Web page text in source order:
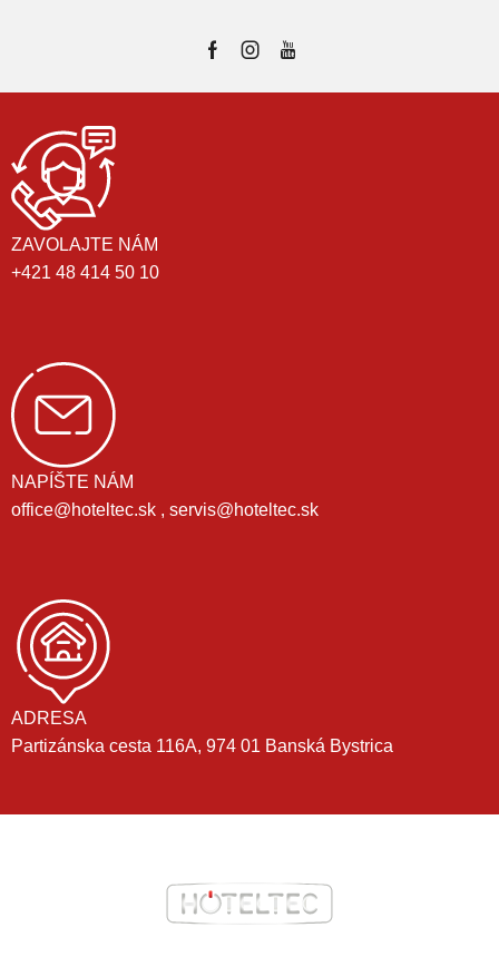
ZAVOLAJTE NÁM
+421 48 414 50 10
NAPÍŠTE NÁM
office@hoteltec.sk , servis@hoteltec.sk
ADRESA
Partizánska cesta 116A, 974 01 Banská Bystrica